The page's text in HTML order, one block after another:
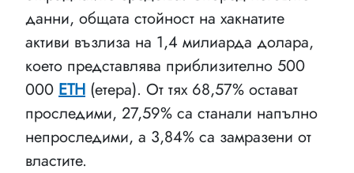
данни, общата стойност на хакнатите
активи възлиза на 1,4 милиарда долара,
което представлява приблизително 500
000 ETH (етера). От тях 68,57% остават
проследими, 27,59% са станали напълно
непроследими, а 3,84% са замразени от
властите.